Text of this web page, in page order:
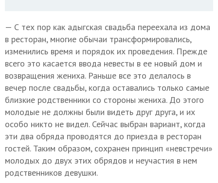
— С тех пор как адыгская свадьба переехала из дома
в ресторан, многие обычаи трансформировались,
изменились время и порядок их проведения. Прежде
всего это касается ввода невесты в ее новый дом и
возвращения жениха. Раньше все это делалось в
вечер после свадьбы, когда оставались только самые
близкие родственники со стороны жениха. До этого
молодые не должны были видеть друг друга, и их
особо никто не видел. Сейчас выбран вариант, когда
эти два обряда проводятся до приезда в ресторан
гостей. Таким образом, сохранен принцип «невстречи»
молодых до двух этих обрядов и неучастия в нем
родственников девушки.